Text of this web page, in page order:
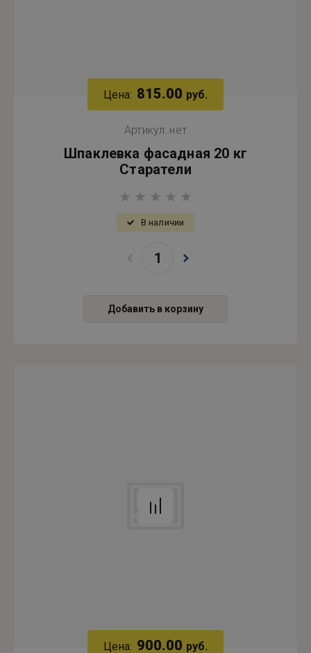
Цена: 815.00 руб.
Артикул: нет
Шпаклевка фасадная 20 кг
Старатели
В наличии
Добавить в корзину
Цена: 900.00 руб.